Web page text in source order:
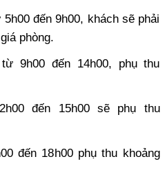
đến 9h00, khách sẽ phải
phòng.
9h00 đến 14h00, phụ thu
đến 15h00 sẽ phụ thu
đến 18h00 phụ thu khoảng